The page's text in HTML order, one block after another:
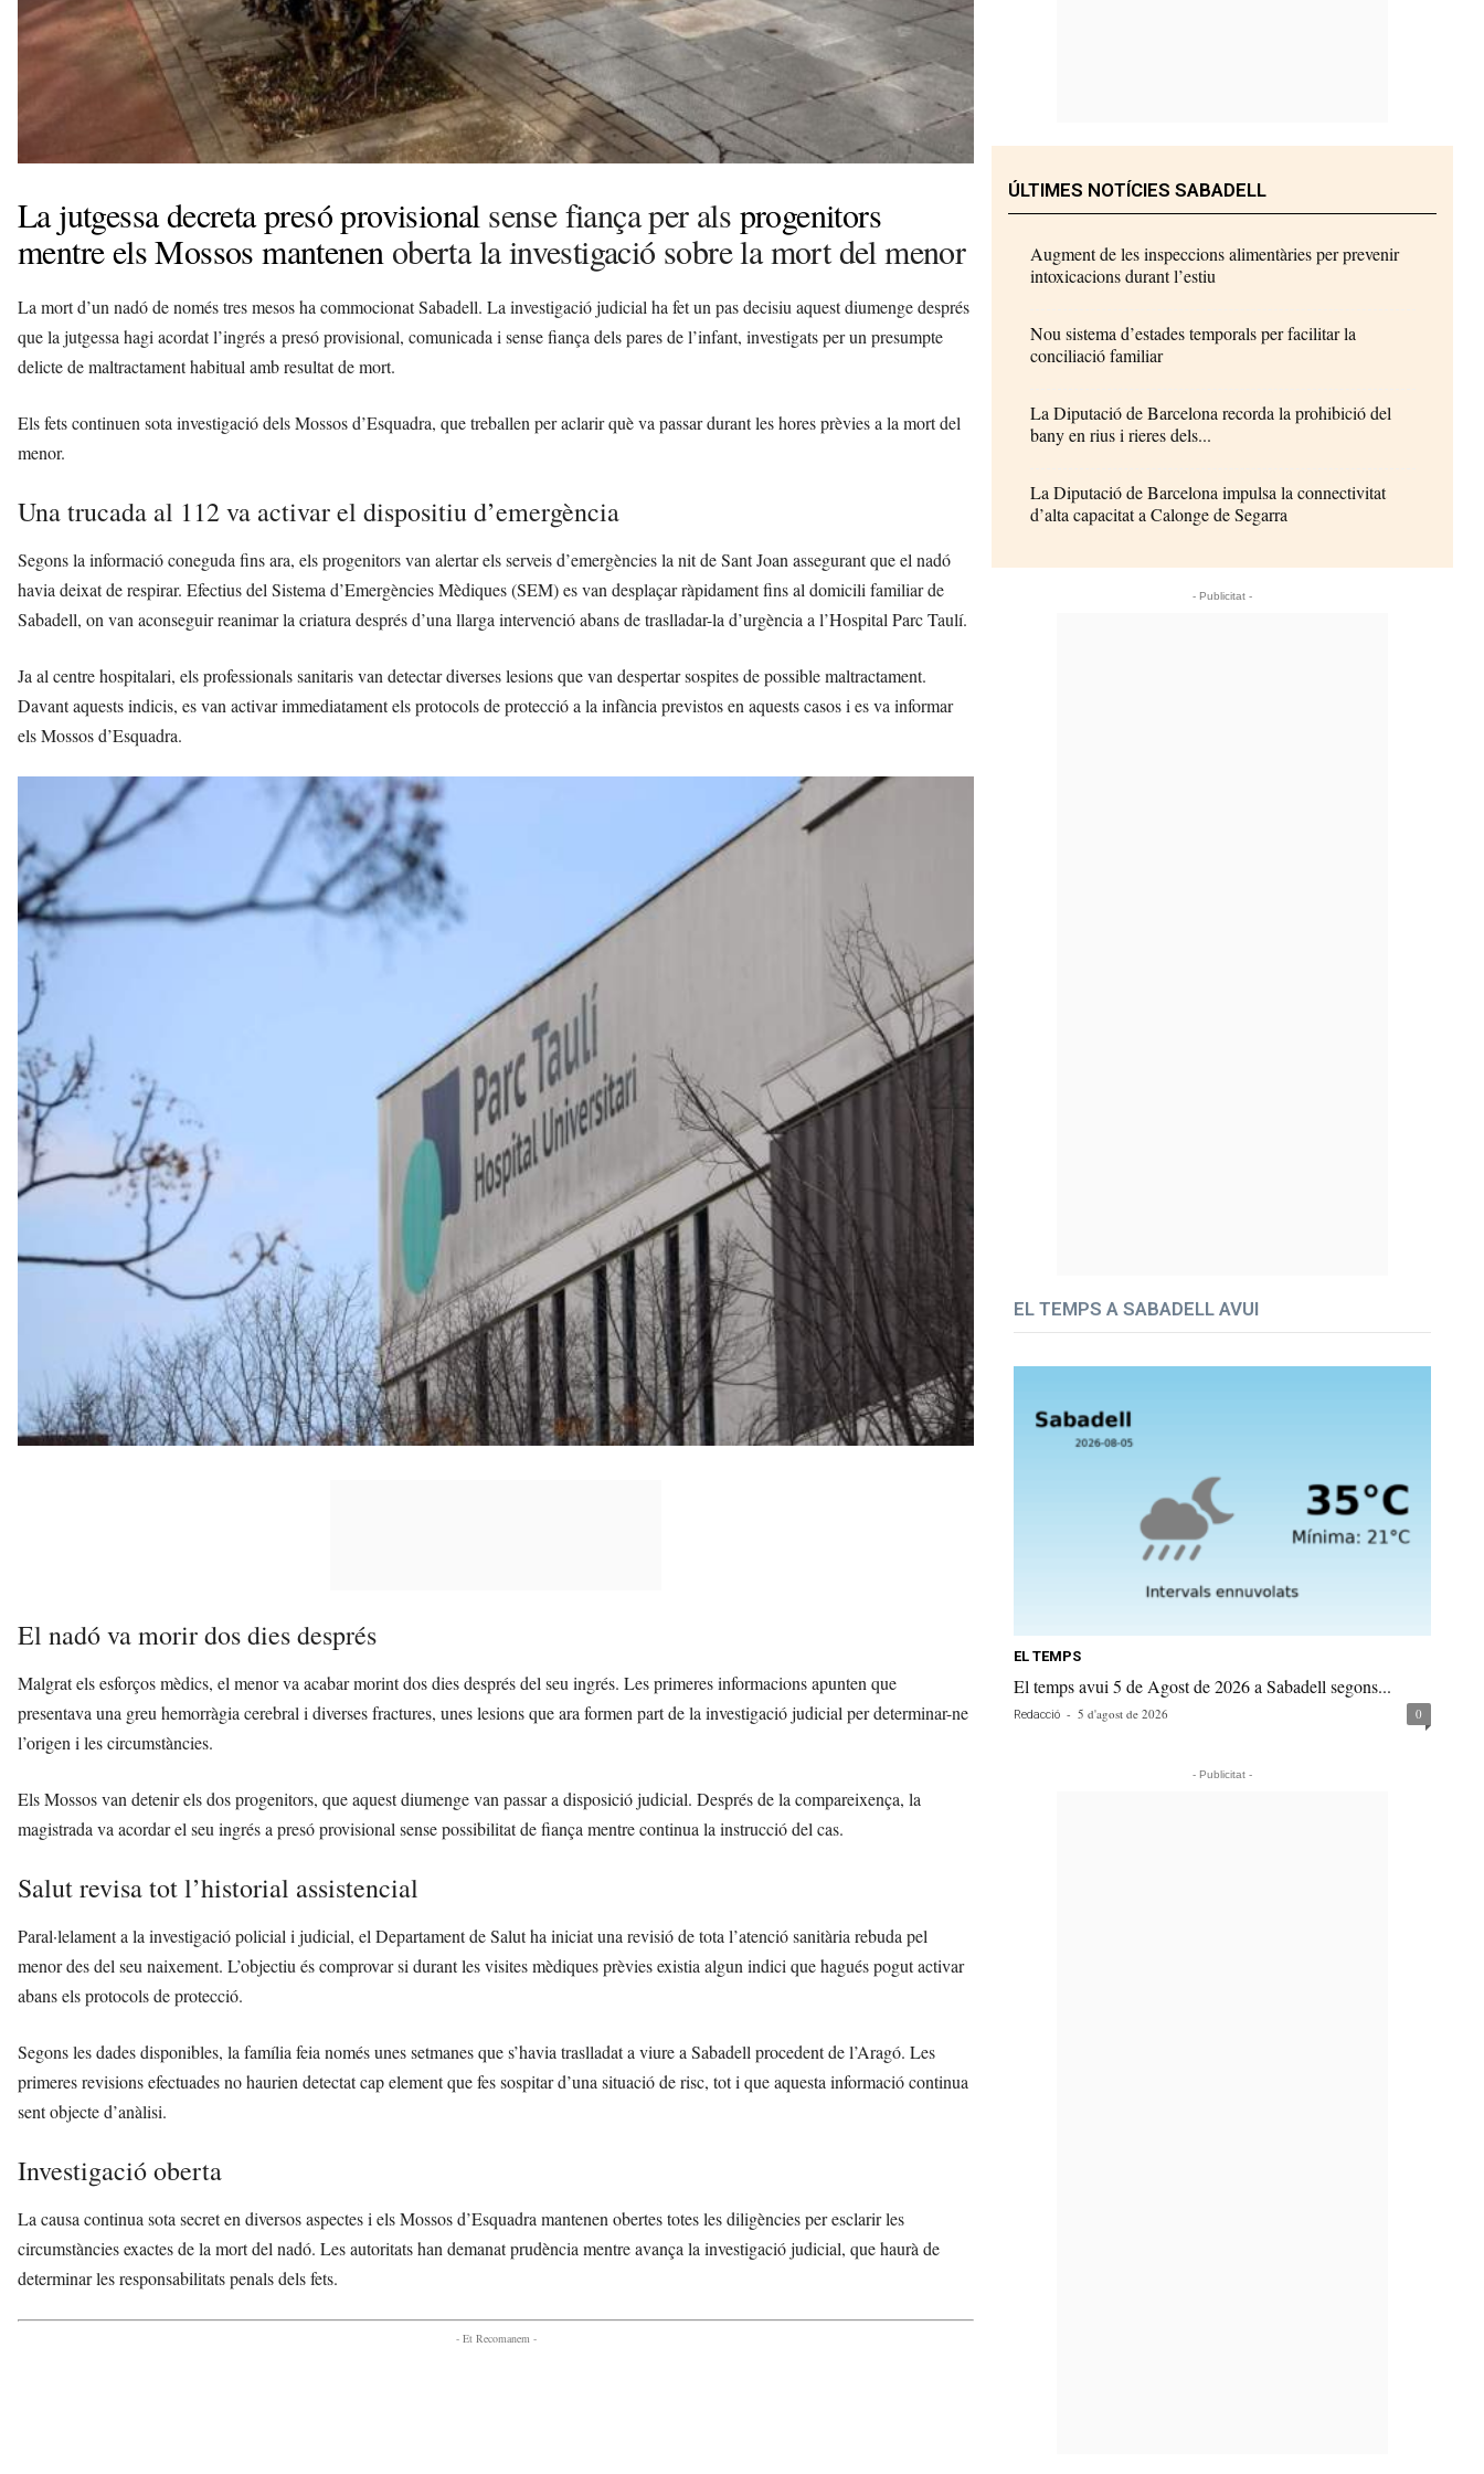
La jutgessa decreta presó provisionalsense fiança per als progenitors
mentre els Mossos mantenenoberta la investigació sobre la mort del menor
La mort d’un nadó de només tres mesos ha commocionat Sabadell. La investigació judicial ha fet un pas decisiu aquest diumenge després
que la jutgessa hagi acordat l’ingrés a presó provisional, comunicada i sense fiança dels pares de l’infant, investigats per un presumpte
delicte de maltractament habitual amb resultat de mort.
Els fets continuen sota investigació dels Mossos d’Esquadra, que treballen per aclarir què va passar durant les hores prèvies a la mort del
menor.
Una trucada al 112 va activar el dispositiu d’emergència
Segons la informació coneguda fins ara, els progenitors van alertar els serveis d’emergències la nit de Sant Joan assegurant que el nadó
havia deixat de respirar. Efectius del Sistema d’Emergències Mèdiques (SEM) es van desplaçar ràpidament fins al domicili familiar de
Sabadell, on van aconseguir reanimar la criatura després d’una llarga intervenció abans de traslladar-la d’urgència a l’Hospital Parc Taulí.
Ja al centre hospitalari, els professionals sanitaris van detectar diverses lesions que van despertar sospites de possible maltractament.
Davant aquests indicis, es van activar immediatament els protocols de protecció a la infància previstos en aquests casos i es va informar
els Mossos d’Esquadra.
El nadó va morir dos dies després
Malgrat els esforços mèdics, el menor va acabar morint dos dies després del seu ingrés. Les primeres informacions apunten que
presentava una greu hemorràgia cerebral i diverses fractures, unes lesions que ara formen part de la investigació judicial per determinar-ne
l’origen i les circumstàncies.
Els Mossos van detenir els dos progenitors, que aquest diumenge van passar a disposició judicial. Després de la compareixença, la
magistrada va acordar el seu ingrés a presó provisional sense possibilitat de fiança mentre continua la instrucció del cas.
Salut revisa tot l’historial assistencial
Paral·lelament a la investigació policial i judicial, el Departament de Salut ha iniciat una revisió de tota l’atenció sanitària rebuda pel
menor des del seu naixement. L’objectiu és comprovar si durant les visites mèdiques prèvies existia algun indici que hagués pogut activar
abans els protocols de protecció.
Segons les dades disponibles, la família feia només unes setmanes que s’havia traslladat a viure a Sabadell procedent de l’Aragó. Les
primeres revisions efectuades no haurien detectat cap element que fes sospitar d’una situació de risc, tot i que aquesta informació continua
sent objecte d’anàlisi.
Investigació oberta
La causa continua sota secret en diversos aspectes i els Mossos d’Esquadra mantenen obertes totes les diligències per esclarir les
circumstàncies exactes de la mort del nadó. Les autoritats han demanat prudència mentre avança la investigació judicial, que haurà de
determinar les responsabilitats penals dels fets.
- Et Recomanem -
ÚLTIMES NOTÍCIES SABADELL
Augment de les inspeccions alimentàries per prevenir
intoxicacions durant l’estiu
Nou sistema d’estades temporals per facilitar la
conciliació familiar
La Diputació de Barcelona recorda la prohibició del
bany en rius i rieres dels...
La Diputació de Barcelona impulsa la connectivitat
d’alta capacitat a Calonge de Segarra
- Publicitat -
EL TEMPS A SABADELL AVUI
EL TEMPS
El temps avui 5 de Agost de 2026 a Sabadell segons...
Redacció - 5 d'agost de 2026 0
- Publicitat -